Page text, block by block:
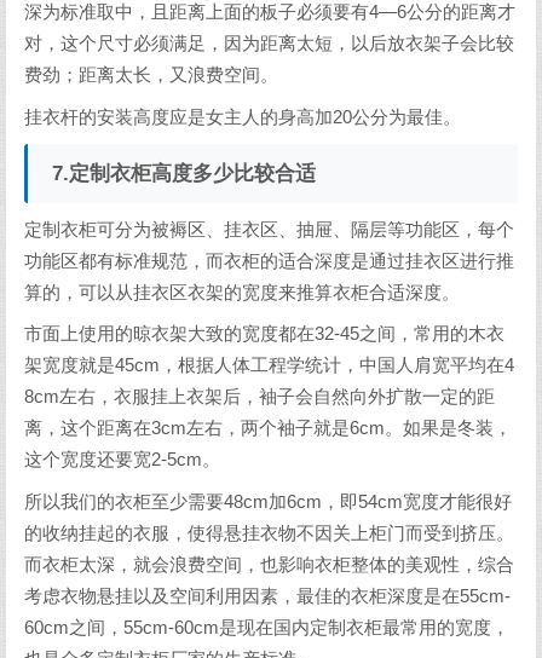
深为标准取中，且距离上面的板子必须要有4—6公分的距离才
对，这个尺寸必须满足，因为距离太短，以后放衣架子会比较
费劲；距离太长，又浪费空间。
挂衣杆的安装高度应是女主人的身高加20公分为最佳。
7.定制衣柜高度多少比较合适
定制衣柜可分为被褥区、挂衣区、抽屉、隔层等功能区，每个
功能区都有标准规范，而衣柜的适合深度是通过挂衣区进行推
算的，可以从挂衣区衣架的宽度来推算衣柜合适深度。
市面上使用的晾衣架大致的宽度都在32-45之间，常用的木衣
架宽度就是45cm，根据人体工程学统计，中国人肩宽平均在4
8cm左右，衣服挂上衣架后，袖子会自然向外扩散一定的距
离，这个距离在3cm左右，两个袖子就是6cm。如果是冬装，
这个宽度还要宽2-5cm。
所以我们的衣柜至少需要48cm加6cm，即54cm宽度才能很好
的收纳挂起的衣服，使得悬挂衣物不因关上柜门而受到挤压。
而衣柜太深，就会浪费空间，也影响衣柜整体的美观性，综合
考虑衣物悬挂以及空间利用因素，最佳的衣柜深度是在55cm-
60cm之间，55cm-60cm是现在国内定制衣柜最常用的宽度，